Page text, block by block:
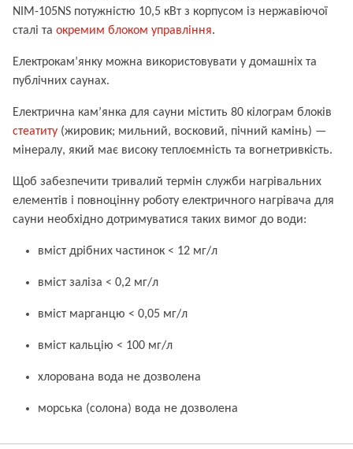
NIM-105NS потужністю 10,5 кВт з корпусом із нержавіючої
сталі та окремим блоком управління.
Електрокам’янку можна використовувати у домашніх та
публічних саунах.
Електрична кам’янка для сауни містить 80 кілограм блоків
стеатиту (жировик; мильний, восковий, пічний камінь) —
мінералу, який має високу теплоємність та вогнетривкість.
Щоб забезпечити тривалий термін служби нагрівальних
елементів і повноцінну роботу електричного нагрівача для
сауни необхідно дотримуватися таких вимог до води:
вміст дрібних частинок < 12 мг/л
вміст заліза < 0,2 мг/л
вміст марганцю < 0,05 мг/л
вміст кальцію < 100 мг/л
хлорована вода не дозволена
морська (солона) вода не дозволена